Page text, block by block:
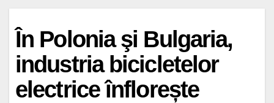
În Polonia şi Bulgaria,
industria bicicletelor
electrice înflorește